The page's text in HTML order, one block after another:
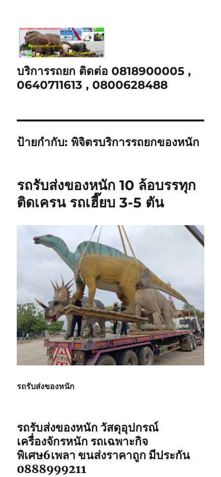
บริการรถยก ติดต่อ 0818900005 ,
0640711613 , 0800628488
ป้ายกำกับ:พิจิตรบริการรถยกของหนัก
รถรับส่งของหนัก 10 ล้อบรรทุก
ติดเครน รถเฮี๊ยบ 3-5 ตัน
รถรับส่งของหนัก
รถรับส่งของหนัก วัสดุอุปกรณ์
เครื่องจักรหนัก รถเฉพาะกิจ
พิเศษ6เพลา ขนส่งราคาถูก มีประกัน
0888999211